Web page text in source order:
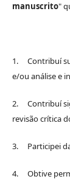
manuscrito"
1. Contribuí
e/ou análise e
2. Contribuí
revisão crítica
3. Participei
4. Obtive